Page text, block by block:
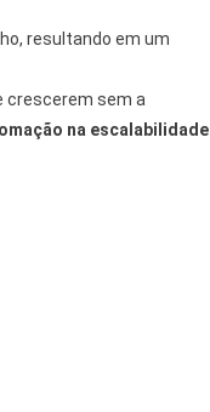
resultando em um
crescerem sem a
na escalabilidade